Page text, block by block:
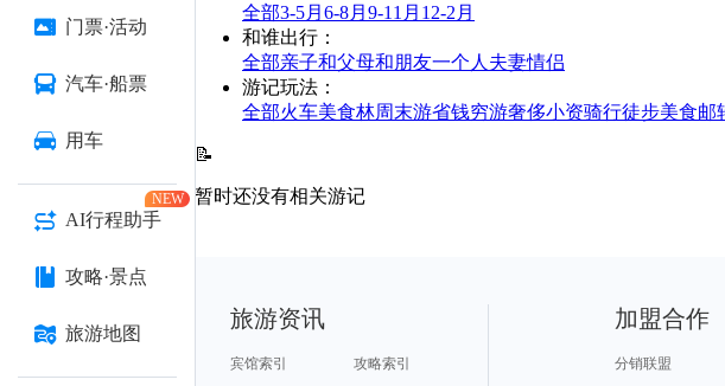
门票·活动
汽车·船票
用车
AI行程助手
NEW
攻略·景点
旅游地图
全部3-5月 6-8月 9-11月 12-2月
和谁出行 ：
全部亲子和父母和朋友一个人 夫妻情侣
游记玩法 ：
全部火车美食林周末游省钱穷游奢侈小资骑行徒步美食邮
📝
暂时还没有相关游记
旅游资讯
宾馆索引
攻略索引
加盟合作
分销联盟